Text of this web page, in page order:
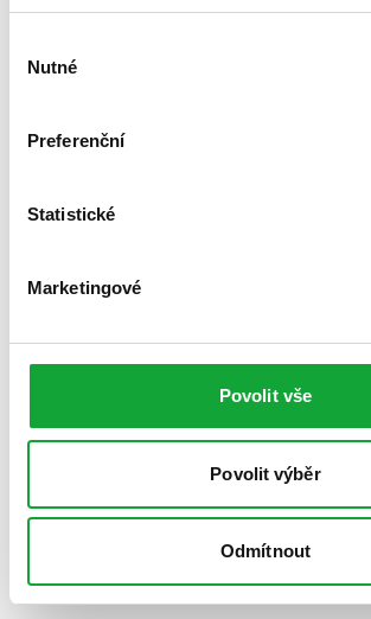
souhlasu
Nutné
Preferenční
Statistické
Marketingové
Povolit vše
Povolit výběr
Odmítnout